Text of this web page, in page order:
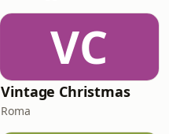
VC
Vintage Christmas
Roma